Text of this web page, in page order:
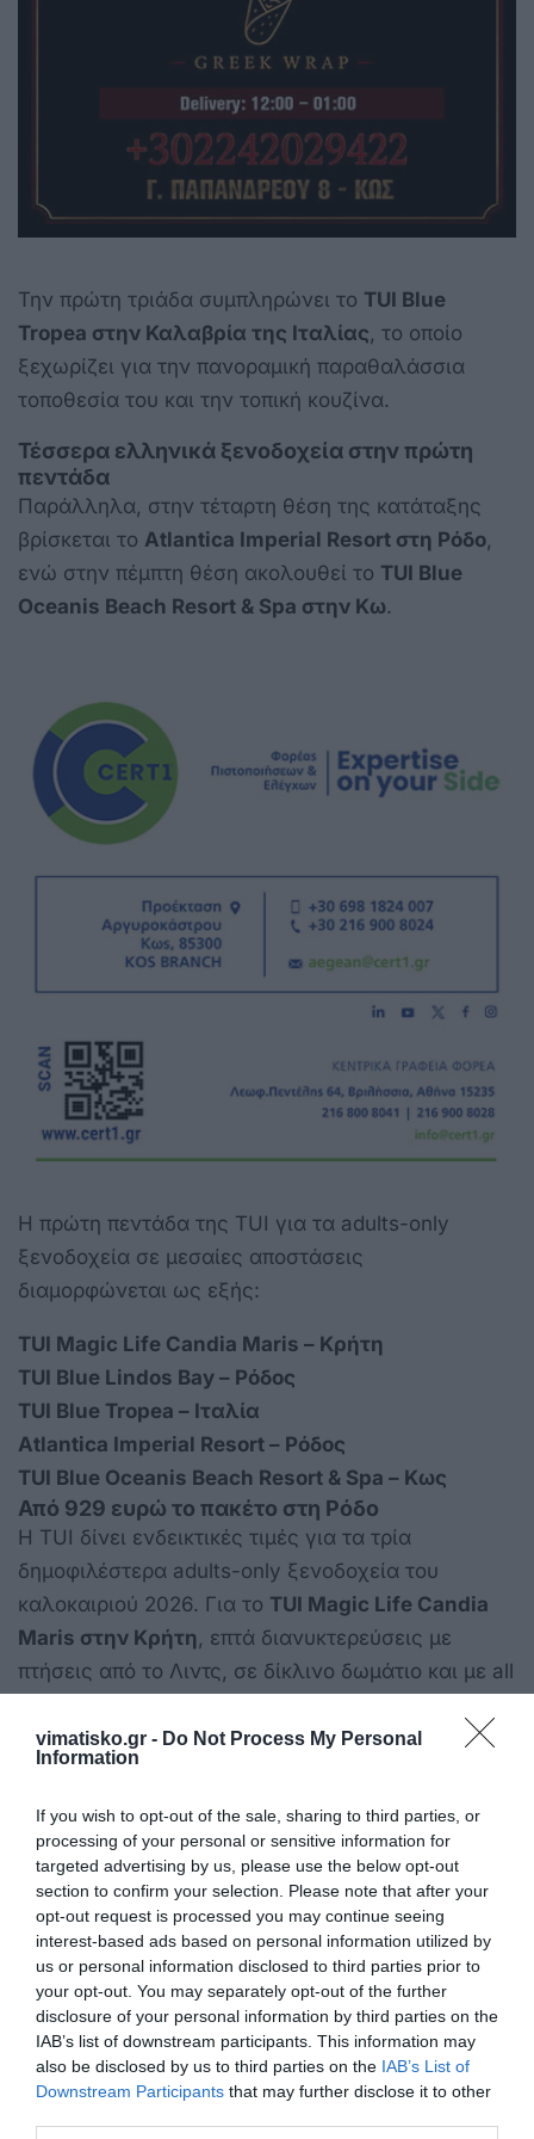
vimatisko.gr - Do Not Process My Personal
Information
If you wish to opt-out of the sale, sharing to third parties, or
processing of your personal or sensitive information for
targeted advertising by us, please use the below opt-out
section to confirm your selection. Please note that after your
opt-out request is processed you may continue seeing
interest-based ads based on personal information utilized by
us or personal information disclosed to third parties prior to
your opt-out. You may separately opt-out of the further
disclosure of your personal information by third parties on the
IAB’s list of downstream participants. This information may
also be disclosed by us to third parties on the IAB’s List of
Downstream Participants that may further disclose it to other
Την πρώτη τριάδα συμπληρώνει το TUI Blue
Tropea στην Καλαβρία της Ιταλίας , το οποίο
ξεχωρίζει για την πανοραμική παραθαλάσσια
τοποθεσία του και την τοπική κουζίνα.
Τέσσερα ελληνικά ξενοδοχεία στην πρώτη
πεντάδα
Παράλληλα, στην τέταρτη θέση της κατάταξης
βρίσκεται το Atlantica Imperial Resort στη Ρόδο
ενώ στην πέμπτη θέση ακολουθεί το TUI Blue
Oceanis Beach Resort & Spa στην Κω.
Η πρώτη πεντάδα της TUI για τα adults-only
ξενοδοχεία σε μεσαίες αποστάσεις
διαμορφώνεται ως εξής:
TUI Magic Life Candia Maris – Κρήτη
TUI Blue Lindos Bay – Ρόδος
TUI Blue Tropea – Ιταλία
Atlantica Imperial Resort – Ρόδος
TUI Blue Oceanis Beach Resort & Spa – Κως
Από 929 ευρώ το πακέτο στη Ρόδο
Η TUI δίνει ενδεικτικές τιμές για τα τρία
δημοφιλέστερα adults-only ξενοδοχεία του
καλοκαιριού 2026. Για το TUI Magic Life Candia
Maris στην Κρήτη, επτά διανυκτερεύσεις με
πτήσεις από το Λιντς, σε δίκλινο δωμάτιο και με all
ανά άτομο, ενδεικτικά για τις 8 Ιουλίου.
διανυκτερεύσεις με πτήσεις από το Λιντς, σε
δίκλινο δωμάτιο και με ημιδιατροφή, ξεκινούν από
929 ευρώ ανά άτομο, ενδεικτικά για τις 5
Οκτωβρίου.
Αντίστοιχα, για τοTUI Blue Tropea στην
Καλαβρία, επτά διανυκτερεύσεις με πτήσεις από
το Ίνσμπρουκ, σε δίκλινο δωμάτιο και με
ημιδιατροφή, ξεκινούν από1.529 ευρώ ανά